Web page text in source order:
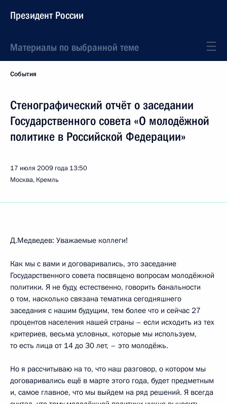
Президент России
Материалы по выбранной теме
События
Стенографический отчёт о заседании
Государственного совета «О молодёжной
политике в Российской Федерации»
17 июля 2009 года 13:50
Москва, Кремль
Д.Медведев: Уважаемые коллеги!
Как мы с вами и договаривались, это заседание
Государственного совета посвящено вопросам молодёжной
политики. Я не буду, естественно, говорить банальности
о том, насколько связана тематика сегодняшнего
заседания с нашим будущим, тем более что и сейчас 27
процентов населения нашей страны – если исходить из тех
критериев, весьма условных, которые мы используем,
то есть лица от 14 до 30 лет, – это молодёжь.
Но я рассчитываю на то, что наш разговор, о котором мы
договаривались ещё в марте этого года, будет предметным
и, самое главное, что мы выйдем на ряд решений. Я всегда